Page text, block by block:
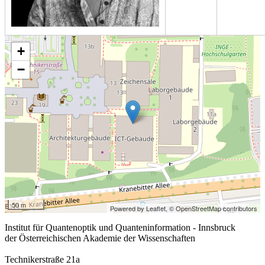
+
−
50 m Powered by Leaflet,© OpenStreetMap contributors
Institut für Quantenoptik und Quanteninformation - Innsbruck
der Österreichischen Akademie der Wissenschaften
Technikerstraße 21a